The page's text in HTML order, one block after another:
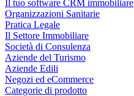
Il tuo software CRM immobiliare
Organizzazioni Sanitarie
Pratica Legale
Il Settore Immobiliare
Società di Consulenza
Aziende del Turismo
Aziende Edili
Negozi ed eCommerce
Categorie di prodotto